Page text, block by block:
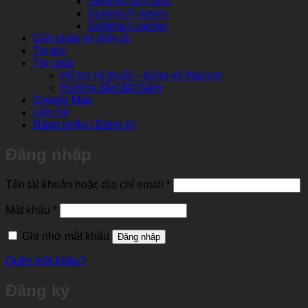
Summa F-series
Summa L-series
Giải pháp ký điện tử
Tin tức
Trợ giúp
Hổ trợ kỹ thuật – bảng vẽ Wacom
Hướng dẫn đặt hàng
Google Map
Liên hệ
Đăng nhập / Đăng ký
Đăng nhập
Tên tài khoản hoặc địa chỉ email *Bắt
buộc
Mật khẩu *Bắt
buộc
Ghi nhớ mật khẩu
Đăng nhập
Quên mật khẩu?
Đăng ký